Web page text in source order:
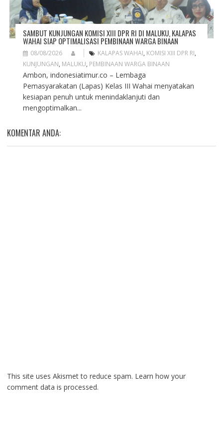
SAMBUT KUNJUNGAN KOMISI XIII DPR RI DI MALUKU, KALAPAS
WAHAI SIAP OPTIMALISASI PEMBINAAN WARGA BINAAN
08/08/2026 KALAPAS WAHAI, KOMISI XIII DPR RI,
KUNJUNGAN, MALUKU, PEMBINAAN WARGA BINAAN
Ambon, indonesiatimur.co – Lembaga
Pemasyarakatan (Lapas) Kelas III Wahai menyatakan
kesiapan penuh untuk menindaklanjuti dan
mengoptimalkan...
KOMENTAR ANDA:
This site uses Akismet to reduce spam. Learn how your
comment data is processed.